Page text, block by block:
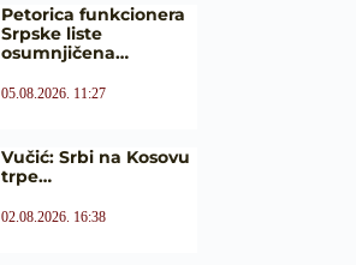
Petorica funkcionera
Srpske liste
osumnjičena…
05.08.2026. 11:27
Vučić: Srbi na Kosovu
trpe…
02.08.2026. 16:38